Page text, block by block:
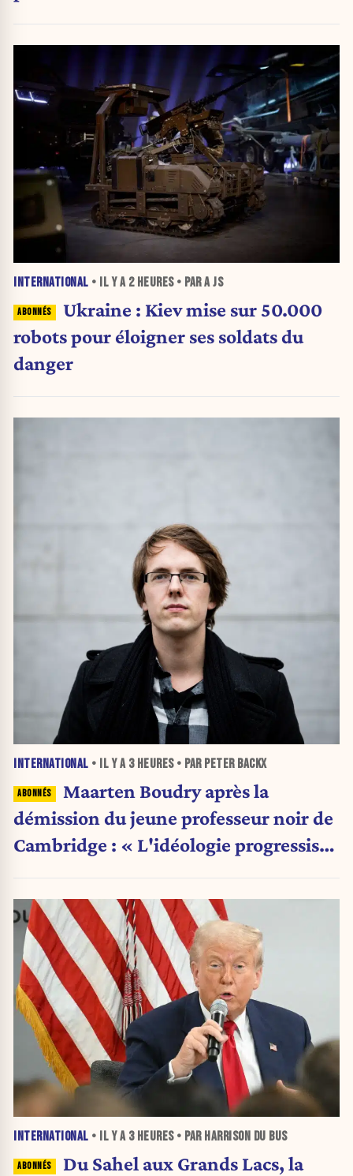
INTERNATIONAL • IL Y A 2 HEURES• PAR A JS
Ukraine : Kiev mise sur 50.000
robots pour éloigner ses soldats du
danger
INTERNATIONAL • IL Y A 3 HEURES• PAR PETER BACKX
Maarten Boudry après la
démission du jeune professeur noir de
Cambridge : « L'idéologie progressiste
INTERNATIONAL • IL Y A 3 HEURES• PAR HARRISON DU BUS
Du Sahel aux Grands Lacs, la